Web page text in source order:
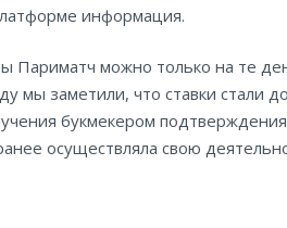
информация.
Париматч можно только на те
заметили, что ставки стали
букмекером
осуществляла свою